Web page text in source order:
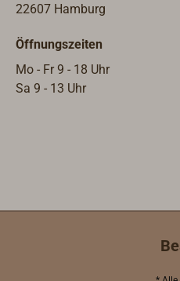
ausgelegt. Die
weißen
eingeschraubt
wird der
Passung der
22607 Hamburg
Öffnungszeiten
Mo - Fr 9 - 18 Uhr
Sa 9 - 13 Uhr